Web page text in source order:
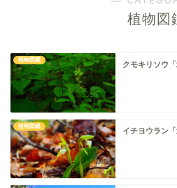
植物図
植物図鑑
クモキリソウ「
植物図鑑
イチヨウラン「